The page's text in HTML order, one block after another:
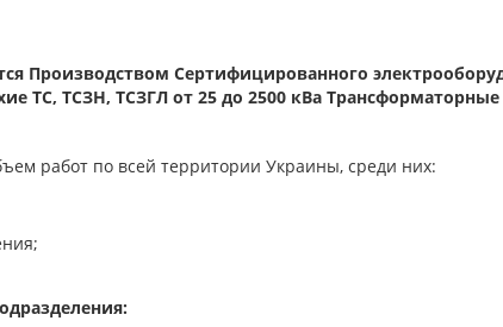
Производством Сертифицированного
ТС, ТСЗН, ТСЗГЛ от 25 до 2500 кВа
работ по всей территории Украины, среди них: